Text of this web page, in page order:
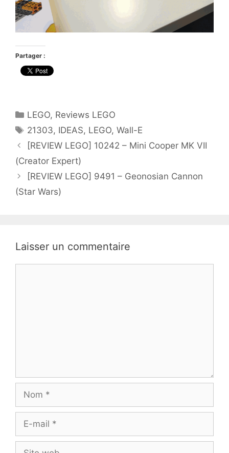
Partager :
Catégories
LEGO, Reviews LEGO
Étiquettes
21303, IDEAS, LEGO,Wall-E
[REVIEW LEGO] 10242 – Mini Cooper MK VII
(Creator Expert)
[REVIEW LEGO] 9491 – Geonosian Cannon
(Star Wars)
Laisser un commentaire
Nom
Site